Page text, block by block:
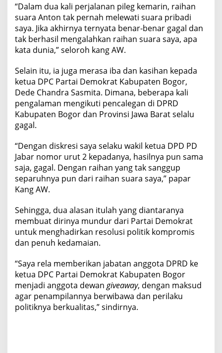
“Dalam dua kali perjalanan pileg kemarin, raihan
suara Anton tak pernah melewati suara pribadi
saya. Jika akhirnya ternyata benar-benar gagal dan
tak berhasil mengalahkan raihan suara saya, apa
kata dunia,” seloroh kang AW.
Selain itu, ia juga merasa iba dan kasihan kepada
ketua DPC Partai Demokrat Kabupaten Bogor,
Dede Chandra Sasmita. Dimana, beberapa kali
pengalaman mengikuti pencalegan di DPRD
Kabupaten Bogor dan Provinsi Jawa Barat selalu
gagal.
“Dengan diskresi saya selaku wakil ketua DPD PD
Jabar nomor urut 2 kepadanya, hasilnya pun sama
saja, gagal. Dengan raihan yang tak sanggup
separuhnya pun dari raihan suara saya,” papar
Kang AW.
Sehingga, dua alasan itulah yang diantaranya
membuat dirinya mundur dari Partai Demokrat
untuk menghadirkan resolusi politik kompromis
dan penuh kedamaian.
“Saya rela memberikan jabatan anggota DPRD ke
ketua DPC Partai Demokrat Kabupaten Bogor
menjadi anggota dewan giveaway, dengan maksud
agar penampilannya berwibawa dan perilaku
politiknya berkualitas,” sindirnya.